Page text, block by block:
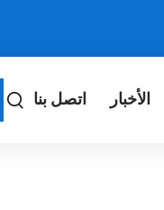
الأخبار اتصل بنا